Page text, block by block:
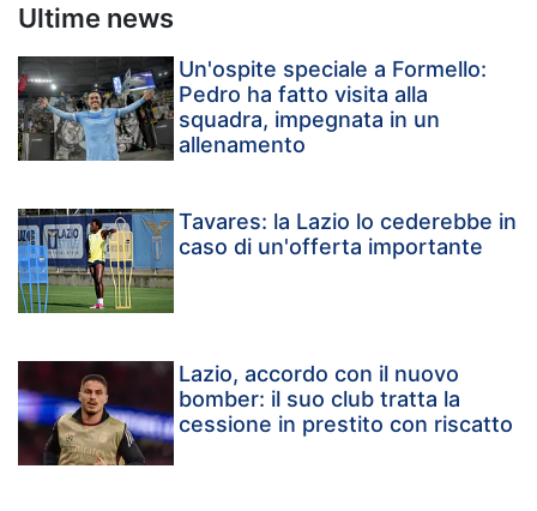
Ultime news
Un'ospite speciale a Formello:
Pedro ha fatto visita alla
squadra, impegnata in un
allenamento
Tavares: la Lazio lo cederebbe in
caso di un'offerta importante
Lazio, accordo con il nuovo
bomber: il suo club tratta la
cessione in prestito con riscatto